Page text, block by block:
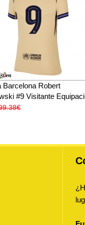
Barcelona Robert
#9 Visitante
2025-26 manga corta